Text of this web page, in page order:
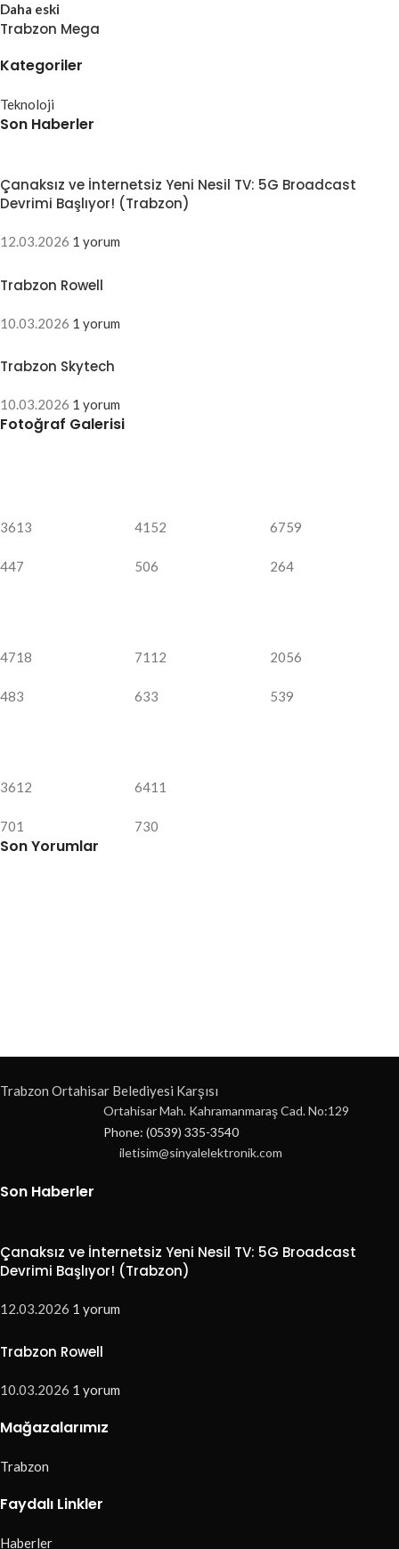
Daha eski
Trabzon Mega
Kategoriler
Teknoloji
Son Haberler
Çanaksız ve İnternetsiz Yeni Nesil TV: 5G Broadcast
Devrimi Başlıyor! (Trabzon)
12.03.2026 1 yorum
Trabzon Rowell
10.03.2026 1 yorum
Trabzon Skytech
10.03.2026 1 yorum
Fotoğraf Galerisi
3613
447
4152
506
6759
264
4718
483
7112
633
2056
539
3612
701
6411
730
Son Yorumlar
Trabzon Ortahisar Belediyesi Karşısı
Ortahisar Mah. Kahramanmaraş Cad. No:129
Phone: (0539) 335-3540
iletisim@sinyalelektronik.com
Son Haberler
Çanaksız ve İnternetsiz Yeni Nesil TV: 5G Broadcast
Devrimi Başlıyor! (Trabzon)
12.03.2026 1 yorum
Trabzon Rowell
10.03.2026 1 yorum
Mağazalarımız
Trabzon
Faydalı Linkler
Haberler